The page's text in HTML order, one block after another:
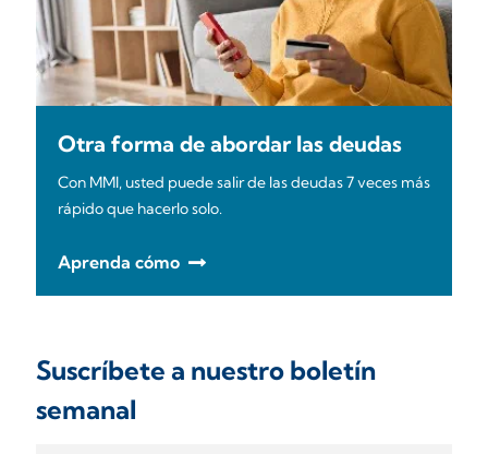
Otra forma de abordar las deudas
Con MMI, usted puede salir de las deudas 7 veces más
rápido que hacerlo solo.
Aprenda cómo
Suscríbete a nuestro boletín
semanal